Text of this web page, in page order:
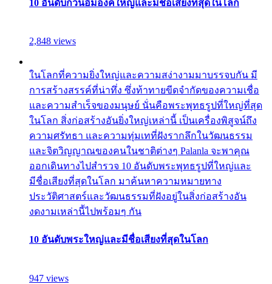
10 อันดับกวนอิมองค์ใหญ่และมีชื่อเสียงที่สุดในโลก
2,848 views
ในโลกที่ความยิ่งใหญ่และความสง่างามมาบรรจบกัน มี
การสร้างสรรค์ที่น่าทึ่ง ซึ่งท้าทายขีดจำกัดของความเชื่อ
และความสำเร็จของมนุษย์ นั่นคือพระพุทธรูปที่ใหญ่ที่สุด
ในโลก สิ่งก่อสร้างอันยิ่งใหญ่เหล่านี้ เป็นเครื่องพิสูจน์ถึง
ความศรัทธา และความทุ่มเทที่ฝังรากลึกในวัฒนธรรม
และจิตวิญญาณของคนในชาติต่างๆ Palanla จะพาคุณ
ออกเดินทางไปสำรวจ 10 อันดับพระพุทธรูปที่ใหญ่และ
มีชื่อเสียงที่สุดในโลก มาค้นหาความหมายทาง
ประวัติศาสตร์และวัฒนธรรมที่ฝังอยู่ในสิ่งก่อสร้างอัน
งดงามเหล่านี้ไปพร้อมๆ กัน
10 อันดับพระใหญ่และมีชื่อเสียงที่สุดในโลก
947 views